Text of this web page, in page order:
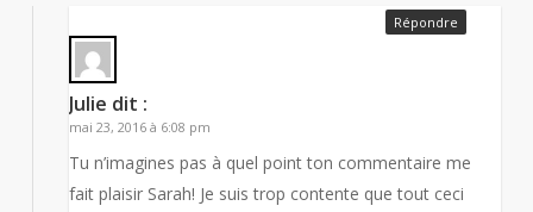
Julie dit :
mai 23, 2016 à 6:08 pm
Tu n’imagines pas à quel point ton commentaire me
fait plaisir Sarah! Je suis trop contente que tout ceci
Répondre